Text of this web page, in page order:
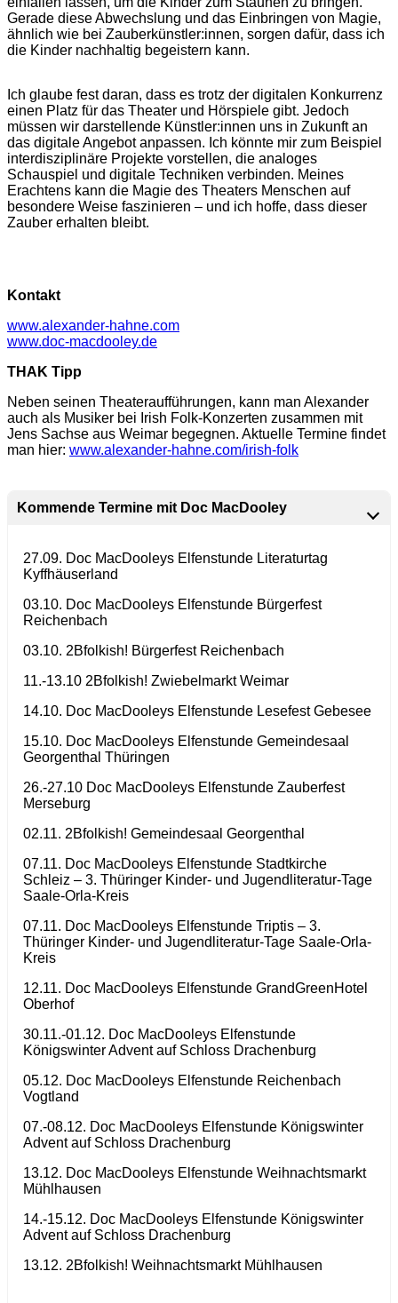
Gerade diese Abwechslung und das Einbringen von Magie,
ähnlich wie bei Zauberkünstler:innen, sorgen dafür, dass ich
die Kinder nachhaltig begeistern kann.
Ich glaube fest daran, dass es trotz der digitalen Konkurrenz
einen Platz für das Theater und Hörspiele gibt. Jedoch
müssen wir darstellende Künstler:innen uns in Zukunft an
das digitale Angebot anpassen. Ich könnte mir zum Beispiel
interdisziplinäre Projekte vorstellen, die analoges
Schauspiel und digitale Techniken verbinden. Meines
Erachtens kann die Magie des Theaters Menschen auf
besondere Weise faszinieren – und ich hoffe, dass dieser
Zauber erhalten bleibt.
Kontakt
www.alexander-hahne.com
www.doc-macdooley.de
THAK Tipp
Neben seinen Theateraufführungen, kann man Alexander
auch als Musiker bei Irish Folk-Konzerten zusammen mit
Jens Sachse aus Weimar begegnen. Aktuelle Termine findet
man hier: www.alexander-hahne.com/irish-folk
Kommende Termine mit Doc MacDooley
27.09. Doc MacDooleys Elfenstunde Literaturtag
Kyffhäuserland
03.10. Doc MacDooleys Elfenstunde Bürgerfest
Reichenbach
03.10. 2Bfolkish! Bürgerfest Reichenbach
11.-13.10 2Bfolkish! Zwiebelmarkt Weimar
14.10. Doc MacDooleys Elfenstunde Lesefest Gebesee
15.10. Doc MacDooleys Elfenstunde Gemeindesaal
Georgenthal Thüringen
26.-27.10 Doc MacDooleys Elfenstunde Zauberfest
Merseburg
02.11. 2Bfolkish! Gemeindesaal Georgenthal
07.11. Doc MacDooleys Elfenstunde Stadtkirche
Schleiz – 3. Thüringer Kinder- und Jugendliteratur-Tage
Saale-Orla-Kreis
07.11. Doc MacDooleys Elfenstunde Triptis – 3.
Thüringer Kinder- und Jugendliteratur-Tage Saale-Orla-
Kreis
12.11. Doc MacDooleys Elfenstunde GrandGreenHotel
Oberhof
30.11.-01.12. Doc MacDooleys Elfenstunde
Königswinter Advent auf Schloss Drachenburg
05.12. Doc MacDooleys Elfenstunde Reichenbach
Vogtland
07.-08.12. Doc MacDooleys Elfenstunde Königswinter
Advent auf Schloss Drachenburg
13.12. Doc MacDooleys Elfenstunde Weihnachtsmarkt
Mühlhausen
14.-15.12. Doc MacDooleys Elfenstunde Königswinter
Advent auf Schloss Drachenburg
13.12. 2Bfolkish! Weihnachtsmarkt Mühlhausen